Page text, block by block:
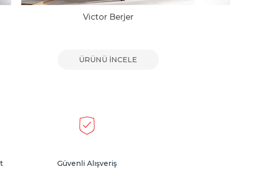
Victor Berjer
ÜRÜNÜ İNCELE
Güvenli Alışveriş